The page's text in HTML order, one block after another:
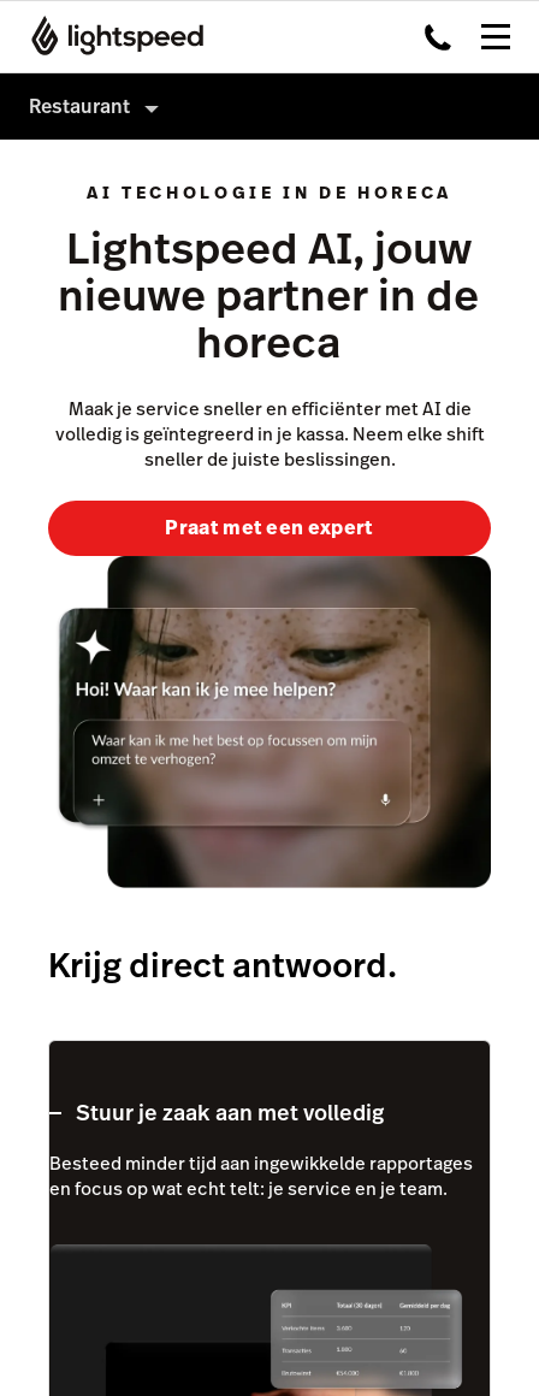
Restaurant
Kassasysteem
Payments
Kitchen Display System
Capital
Advanced Insights
Order Anywhere
Tableside
Pulse app
Reservations
Tasks
Tempo
Benchmarks & Trends
Hardware
Integraties
Prijzen
Klanten
AI TECHOLOGIE IN DE HORECA
Lightspeed AI, jouw
nieuwe partner in de
horeca
Maak je service sneller en efficiënter met AI die
volledig is geïntegreerd in je kassa. Neem elke shift
sneller de juiste beslissingen.
Praat met een expert
Krijg direct antwoord.
Stuur je zaak aan met volledig
Besteed minder tijd aan ingewikkelde rapportages
en focus op wat echt telt: je service en je team.